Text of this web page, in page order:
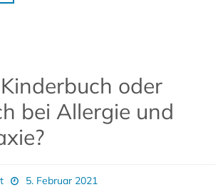
oder
bei Allergie und
5. Februar 2021